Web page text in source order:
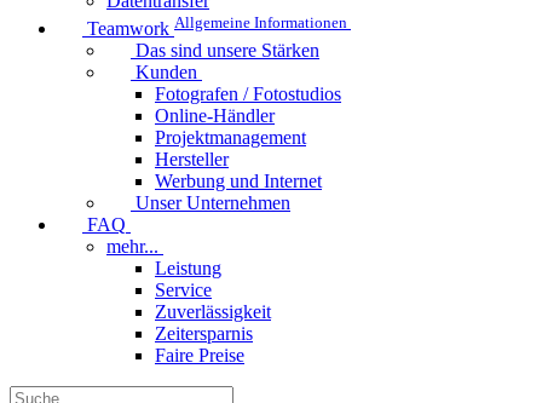
Teamwork Allgemeine Informationen
Das sind unsere Stärken
Kunden
Fotografen / Fotostudios
Online-Händler
Projektmanagement
Hersteller
Werbung und Internet
Unser Unternehmen
FAQ
mehr...
Leistung
Service
Zuverlässigkeit
Zeitersparnis
Faire Preise